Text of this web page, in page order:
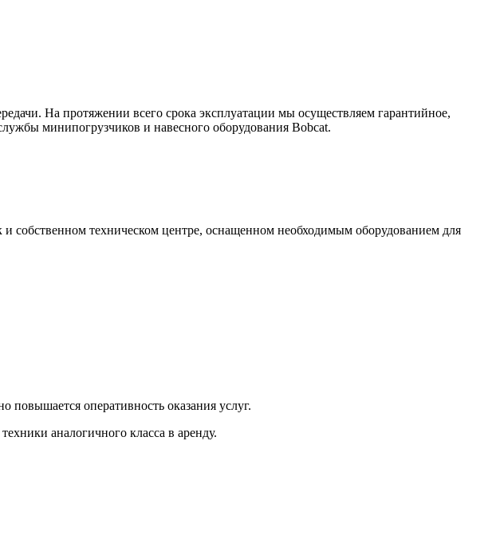
На протяжении всего срока эксплуатации мы осуществляем гарантийное,
минипогрузчиков и навесного оборудования Bobcat.
собственном техническом центре, оснащенном необходимым оборудованием для
повышается оперативность оказания услуг.
аналогичного класса в аренду.